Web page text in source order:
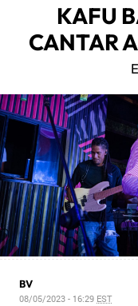
KAFU
CANTAR
BV
08/05/2023 - 16:29 EST